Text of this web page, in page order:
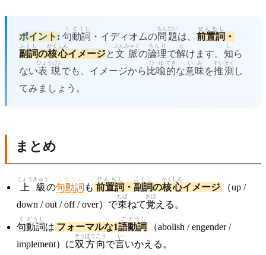
ポイント: 句
く
動詞
どうし
・イディオムの問題
もんだい
は、 前置詞
ぜんちし
・
副詞
ふくし
の核心
かくしん
イメージと文脈
ぶんみゃく
の論理
ろんり
で解
と
けます。 知
し
ら
ない表現
ひょうげん
でも、イメージから 比喩
ひゆ
的
てき
な意味
いみ
を推測
すいそく
し
てみましょう。
まとめ
上級
じょうきゅう
の句動詞
くどうし
も 前置詞
ぜんちし
・ 副詞
ふくし
の核心
かくしん
イメージ
（up /
down / out / off / over）で束
たば
ねて覚
おぼ
える。
句
く
動詞
どうし
は フォーマルな1語
ご
動詞
どうし
（abolish / engender /
implement）に双方向
そうほうこう
で言
い
いかえる。